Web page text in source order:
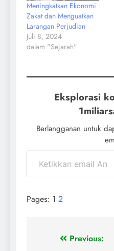
Meningkatkan Ekonomi
Zakat dan Menguatkan
Larangan Perjudian
Juli 8, 2024
dalam "Sejarah"
Eksplorasi
Berlangganan untuk
Pages: 1 2
Previous: